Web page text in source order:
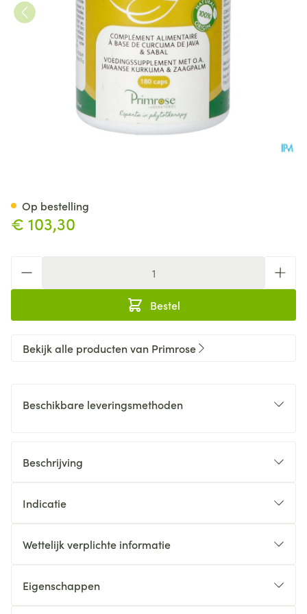
€ 103,30
Bestel
Op bestelling
Bekijk alle producten van Primrose
Beschikbare leveringsmethoden
Beschrijving
Indicatie
Wettelijk verplichte informatie
Eigenschappen